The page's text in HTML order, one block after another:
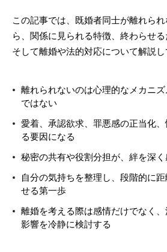
この記事では、既婚者同士が離れら
ら、関係に見られる特徴、終わらせる
そして離婚や法的対応について解説し
離れられないのは心理的なメカニ
ではない
愛着、承認欲求、罪悪感の正当化
る要因になる
秘密の共有や役割分担が、絆を深
自分の気持ちを整理し、段階的に
せる第一歩
離婚を考える際は感情だけでなく
影響を冷静に検討する